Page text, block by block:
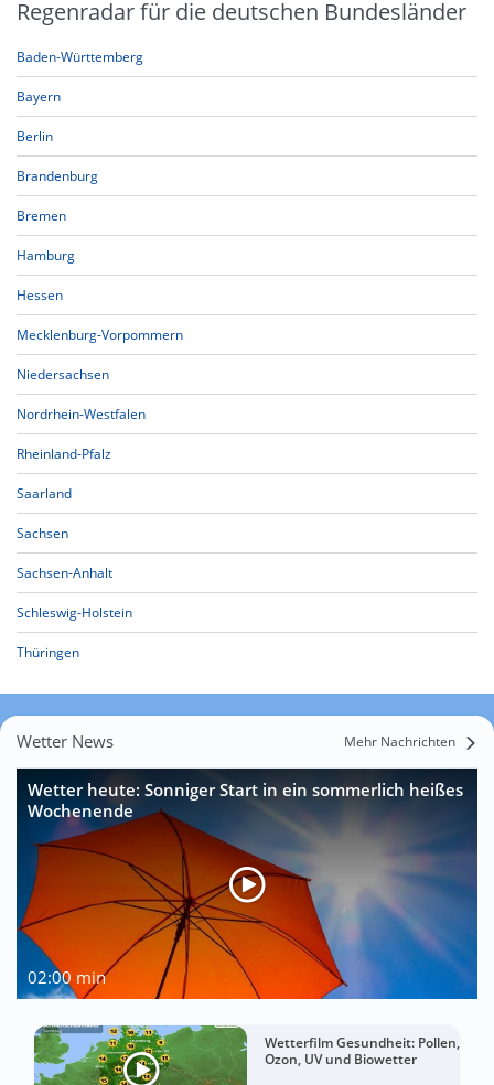
Regenradar für die deutschen Bundesländer
Baden-Württemberg
Bayern
Berlin
Brandenburg
Bremen
Hamburg
Hessen
Mecklenburg-Vorpommern
Niedersachsen
Nordrhein-Westfalen
Rheinland-Pfalz
Saarland
Sachsen
Sachsen-Anhalt
Schleswig-Holstein
Thüringen
Wetter News Mehr Nachrichten
Wetter heute: Sonniger Start in ein sommerlich heißes
Wochenende
02:00 min
Wetterfilm Gesundheit: Pollen,
Ozon, UV und Biowetter